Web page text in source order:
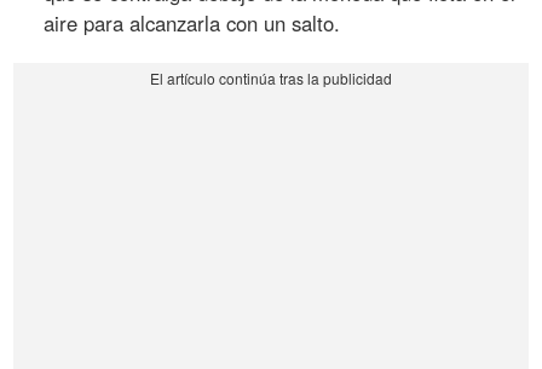
aire para alcanzarla con un salto.